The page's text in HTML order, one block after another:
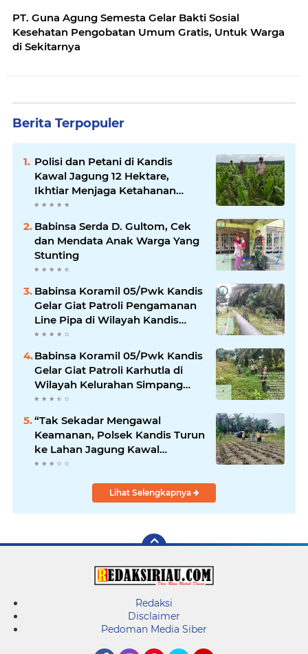
PT. Guna Agung Semesta Gelar Bakti Sosial
Kesehatan Pengobatan Umum Gratis, Untuk Warga
di Sekitarnya
Berita Terpopuler
Polisi dan Petani di Kandis
Kawal Jagung 12 Hektare,
Ikhtiar Menjaga Ketahanan
Pangan
Babinsa Serda D. Gultom, Cek
dan Mendata Anak Warga Yang
Stunting
Babinsa Koramil 05/Pwk Kandis
Gelar Giat Patroli Pengamanan
Line Pipa di Wilayah Kandis
Kandis
Babinsa Koramil 05/Pwk Kandis
Gelar Giat Patroli Karhutla di
Wilayah Kelurahan Simpang
Belutu
“Tak Sekadar Mengawal
Keamanan, Polsek Kandis Turun
ke Lahan Jagung Kawal
Ketahanan Pangan
Lihat Selengkapnya
Redaksi
Disclaimer
Pedoman Media Siber